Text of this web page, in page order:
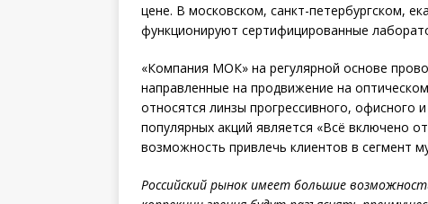
цене. В московском, санкт-петербургском,
функционируют сертифицированные
«Компания МОК» на регулярной основе
направленные на продвижение на
относятся линзы прогрессивного, офисного
популярных акций является «Всё включено
возможность привлечь клиентов в сегмент
Российский рынок имеет большие